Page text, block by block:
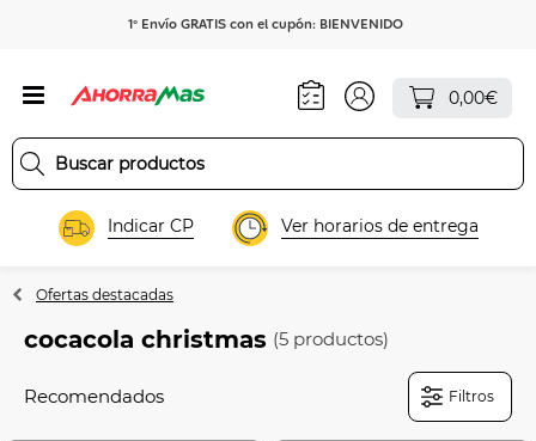
1º Envío GRATIS con el cupón: BIENVENIDO
0,00€
Indicar CP Ver horarios de entrega
Ofertas destacadas
cocacola christmas (5 productos)
Filtros